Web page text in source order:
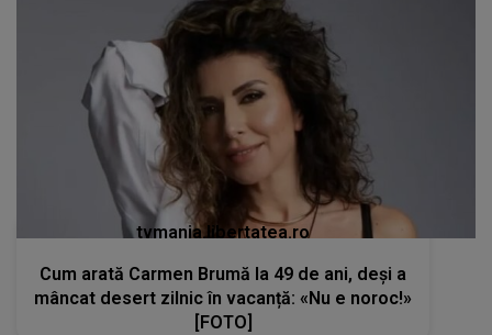
tvmania.libertatea.ro
Cum arată Carmen Brumă la 49 de ani, deși a
mâncat desert zilnic în vacanță: «Nu e noroc!»
[FOTO]